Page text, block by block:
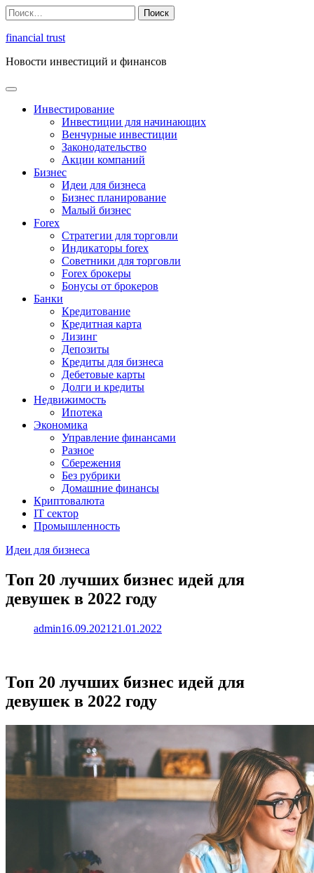
Перейти
к
содержимому
Найти:
financial trust
Новости инвестиций и финансов
Инвестирование
Инвестиции для начинающих
Венчурные инвестиции
Законодательство
Акции компаний
Бизнес
Идеи для бизнеса
Бизнес планирование
Малый бизнес
Forex
Стратегии для торговли
Индикаторы forex
Советники для торговли
Forex брокеры
Бонусы от брокеров
Банки
Кредитование
Кредитная карта
Лизинг
Депозиты
Кредиты для бизнеса
Дебетовые карты
Долги и кредиты
Недвижимость
Ипотека
Экономика
Управление финансами
Разное
Сбережения
Без рубрики
Домашние финансы
Криптовалюта
IT сектор
Промышленность
Идеи для бизнеса
Топ 20 лучших бизнес идей для
девушек в 2022 году
admin16.09.2021 21.01.2022
Топ 20 лучших бизнес идей для
девушек в 2022 году